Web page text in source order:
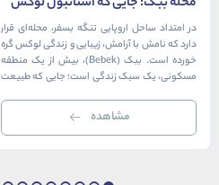
در آغوش بسفر آرام می‌گیرد
در امتداد ساحل اروپایی تنگه بسفر، محله‌ای قرار
دارد که نامش با آرامش، زیبایی و زندگی لوکس گره
خورده است. ببک (Bebek)، بیش از یک منطقه
مسکونی، یک سبک زندگی است؛ جایی که طبیعت
رستوران‌ها و ویلاها در هم آمیخته و تصویری
بی‌نظیر از استانبول معاصر را به […]
مشاهده